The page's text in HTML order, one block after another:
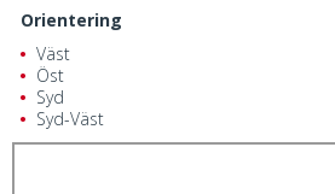
Orientering
Väst
Öst
Syd
Syd-Väst